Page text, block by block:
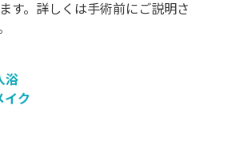
す。詳しくは手術前にご説明さ
浴
イク